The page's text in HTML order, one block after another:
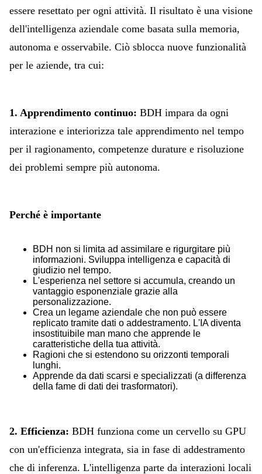
essere resettato per ogni attività. Il risultato è una visione
dell'intelligenza aziendale come basata sulla memoria,
autonoma e osservabile. Ciò sblocca nuove funzionalità
per le aziende, tra cui:
1. Apprendimento continuo: BDH impara da ogni
interazione e interiorizza tale apprendimento nel tempo
per il ragionamento, competenze durature e risoluzione
dei problemi sempre più autonoma.
Perché è importante
BDH non si limita ad assimilare e rigurgitare più
informazioni. Sviluppa intelligenza e capacità di
giudizio nel tempo.
L'esperienza nel settore si accumula, creando un
vantaggio esponenziale grazie alla
personalizzazione.
Crea un legame aziendale che non può essere
replicato tramite dati o addestramento. L'IA diventa
insostituibile man mano che apprende le
caratteristiche della tua attività.
Ragioni che si estendono su orizzonti temporali
lunghi.
Apprende da dati scarsi e specializzati (a differenza
della fame di dati dei trasformatori).
2. Efficienza: BDH funziona come un cervello su GPU
con un'efficienza integrata, sia in fase di addestramento
che di inferenza. L'intelligenza parte da interazioni locali